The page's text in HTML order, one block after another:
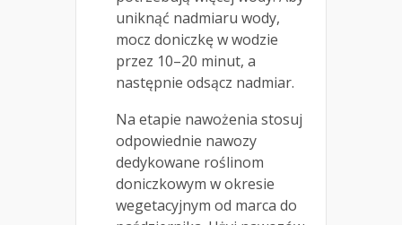
uniknąć nadmiaru wody,
mocz doniczkę w wodzie
przez 10–20 minut, a
następnie odsącz nadmiar.
Na etapie nawożenia stosuj
odpowiednie nawozy
dedykowane roślinom
doniczkowym w okresie
wegetacyjnym od marca do